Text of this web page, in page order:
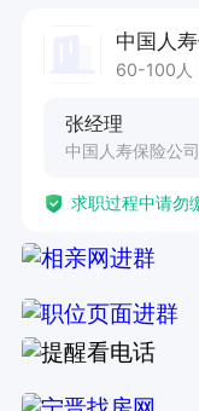
60-100人
张经理
中国人寿保险公
求职过程中请勿